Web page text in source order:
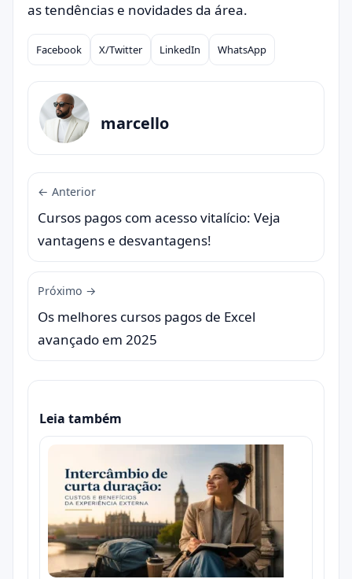
as tendências e novidades da área.
Compartilhar
Facebook X/Twitter LinkedIn WhatsApp
marcello
← Anterior
Cursos pagos com acesso vitalício: Veja
vantagens e desvantagens!
Próximo →
Os melhores cursos pagos de Excel
avançado em 2025
Leia também